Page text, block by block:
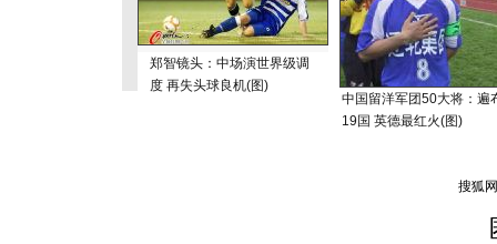
郑智镜头：中场演世界级调
度 再失头球良机(图)
中国留洋军团50大将：遍
19国 英德最红火(图)